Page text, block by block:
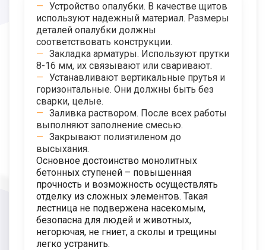
Устройство опалубки. В качестве щитов
используют надежный материал. Размеры
деталей опалубки должны
соответствовать конструкции.
Закладка арматуры. Используют прутки
8-16 мм, их связывают или сваривают.
Устанавливают вертикальные прутья и
горизонтальные. Они должны быть без
сварки, целые.
Заливка раствором. После всех работы
выполняют заполнение смесью.
Закрывают полиэтиленом до
высыхания.
Основное достоинство монолитных
бетонных ступеней – повышенная
прочность и возможность осуществлять
отделку из сложных элементов. Такая
лестница не подвержена насекомым,
безопасна для людей и животных,
негорючая, не гниет, а сколы и трещины
легко устранить.